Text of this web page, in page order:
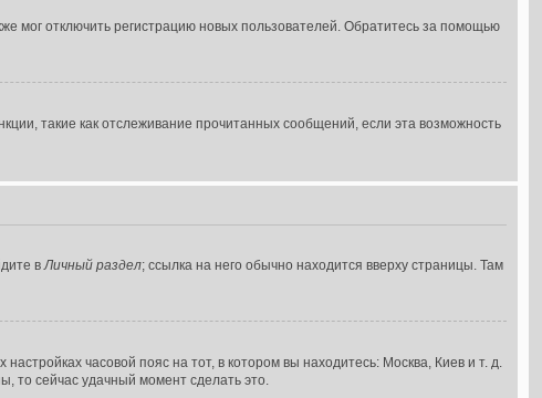
мог отключить регистрацию новых пользователей. Обратитесь за помощью
такие как отслеживание прочитанных сообщений, если эта возможность
вЛичный раздел; ссылка на него обычно находится вверху страницы. Там
часовой пояс на тот, в котором вы находитесь: Москва, Киев и т. д.
то сейчас удачный момент сделать это.